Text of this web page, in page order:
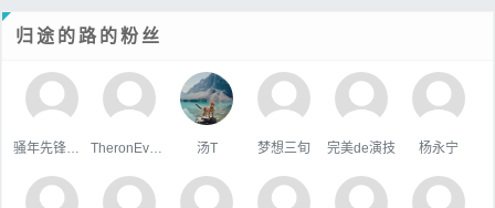
归途的路的粉丝
汤T 梦想三旬 完美de演技 杨永宁